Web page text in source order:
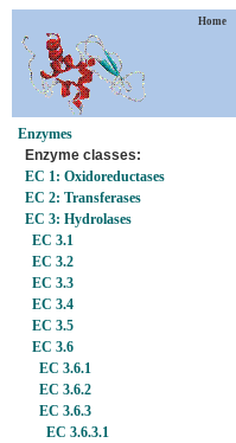
Home
Enzymes
Enzyme classes:
EC 1: Oxidoreductases
EC 2: Transferases
EC 3: Hydrolases
EC 3.1
EC 3.2
EC 3.3
EC 3.4
EC 3.5
EC 3.6
EC 3.6.1
EC 3.6.2
EC 3.6.3
EC 3.6.3.1